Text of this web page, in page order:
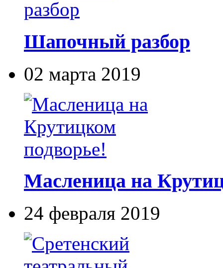
Шапочный разбор
02 марта 2019
Масленица на
24 февраля 2019